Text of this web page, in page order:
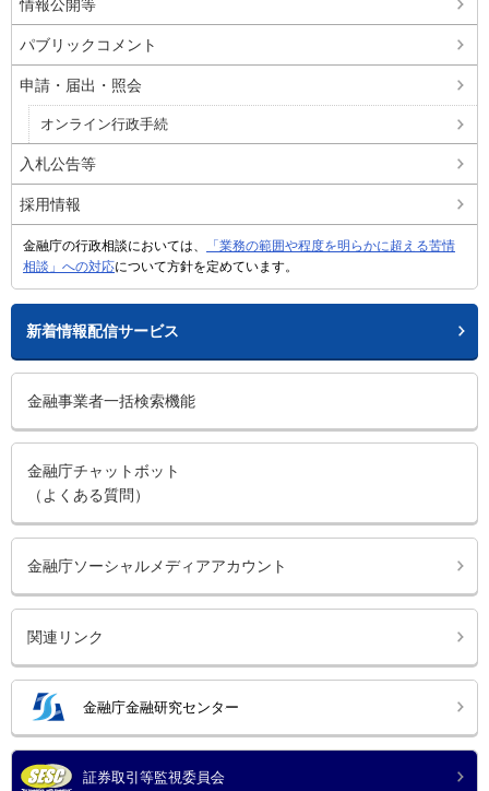
情報公開等
パブリックコメント
申請・届出・照会
オンライン行政手続
入札公告等
採用情報
金融庁の行政相談においては、
「業務の範囲や程度を明らかに超える苦情
相談」への対応について方針を定めています。
新着情報配信サービス
金融事業者一括検索機能
金融庁チャットボット
（よくある質問）
金融庁ソーシャルメディアアカウント
関連リンク
金融庁金融研究センター
証券取引等監視委員会